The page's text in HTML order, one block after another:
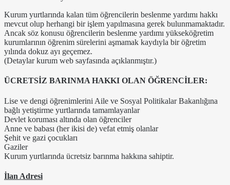
Kurum yurtlarında kalan tüm öğrencilerin beslenme yardımı hakkı
mevcut olup herhangi bir işlem yapılmasına gerek bulunmamaktadır.
Ancak söz konusu öğrencilerin beslenme yardımı yükseköğretim
kurumlarının öğrenim sürelerini aşmamak kaydıyla bir öğretim
yılında dokuz ayı geçemez.
(Detaylar kurum web sayfasında açıklanmıştır.)
ÜCRETSİZ BARINMA HAKKI OLAN ÖĞRENCİLER:
Lise ve dengi öğrenimlerini Aile ve Sosyal Politikalar Bakanlığına
bağlı yetiştirme yurtlarında tamamlayanlar
Devlet koruması altında olan öğrenciler
Anne ve babası (her ikisi de) vefat etmiş olanlar
Şehit ve gazi çocukları
Gaziler
Kurum yurtlarında ücretsiz barınma hakkına sahiptir.
İlan Adresi